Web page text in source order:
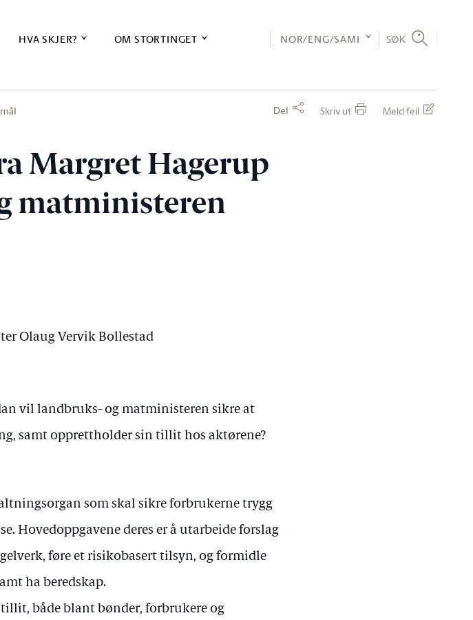
HVA SKJER? OM STORTINGET NOR/ENG/SÁMI SØK
Del Skriv ut Meld feil
Margret Hagerup
matministeren
Olaug Vervik Bollestad
vil landbruks- og matministeren sikre at
samt opprettholder sin tillit hos aktørene?
som skal sikre forbrukerne trygg
Hovedoppgavene deres er å utarbeide forslag
føre et risikobasert tilsyn, og formidle
ha beredskap.
både blant bønder, forbrukere og